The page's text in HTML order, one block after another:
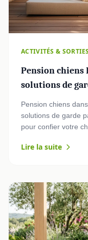
ACTIVITÉS & SORTIES
Pension chiens
solutions de
Pension chiens
solutions de garde
pour confier votre
Lire la suite